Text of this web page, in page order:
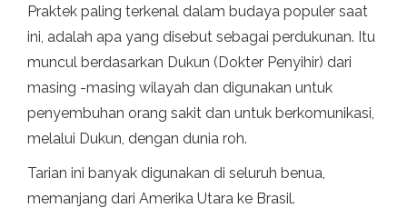
Praktek paling terkenal dalam budaya populer saat
ini, adalah apa yang disebut sebagai perdukunan. Itu
muncul berdasarkan Dukun (Dokter Penyihir) dari
masing -masing wilayah dan digunakan untuk
penyembuhan orang sakit dan untuk berkomunikasi,
melalui Dukun, dengan dunia roh.
Tarian ini banyak digunakan di seluruh benua,
memanjang dari Amerika Utara ke Brasil.